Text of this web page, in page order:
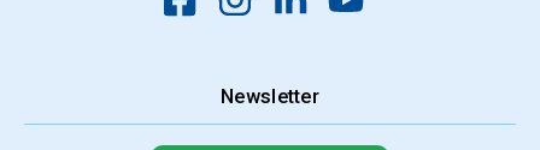
Newsletter